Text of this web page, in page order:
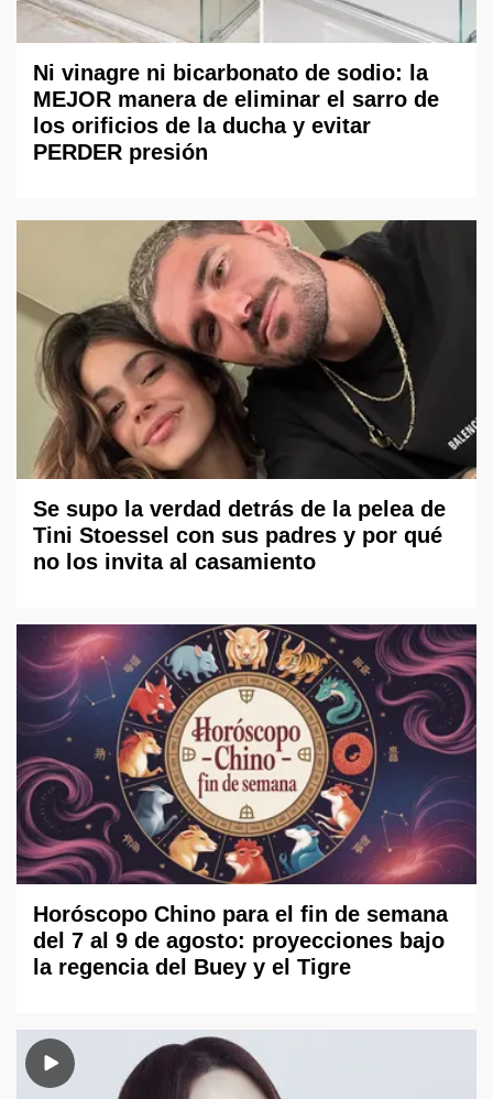
Ni vinagre ni bicarbonato de sodio: la
MEJOR manera de eliminar el sarro de
los orificios de la ducha y evitar
PERDER presión
Se supo la verdad detrás de la pelea de
Tini Stoessel con sus padres y por qué
no los invita al casamiento
Horóscopo Chino para el fin de semana
del 7 al 9 de agosto: proyecciones bajo
la regencia del Buey y el Tigre